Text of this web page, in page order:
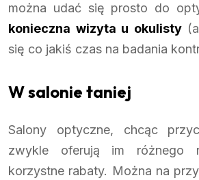
można udać się prosto do
konieczna wizyta u okulisty
się co jakiś czas na badania
W salonie taniej
Salony optyczne, chcąc
zwykle oferują im różnego
korzystne rabaty. Można na